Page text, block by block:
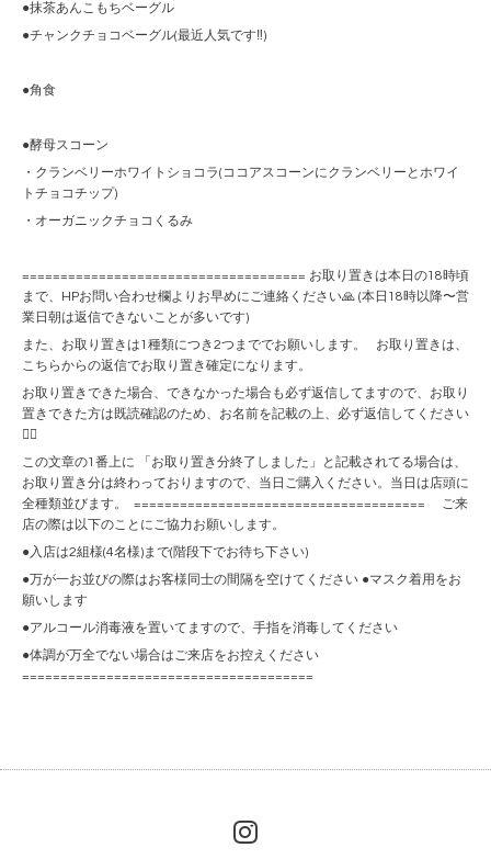
●抹茶あんこもちベーグル
●チャンクチョコベーグル(最近人気です‼︎)
●角食
●酵母スコーン
・クランベリーホワイトショコラ(ココアスコーンにクランベリーとホワイ
トチョコチップ)
・オーガニックチョコくるみ
===================================== お取り置きは本日の18時頃
まで、HPお問い合わせ欄よりお早めにご連絡ください🙏 (本日18時以降〜営
業日朝は返信できないことが多いです)
また、お取り置きは1種類につき2つまででお願いします。 お取り置きは、
こちらからの返信でお取り置き確定になります。
お取り置きできた場合、できなかった場合も必ず返信してますので、お取り
置きできた方は既読確認のため、お名前を記載の上、必ず返信してください
🙇‍♀️
この文章の1番上に 「お取り置き分終了しました」と記載されてる場合は、
お取り置き分は終わっておりますので、当日ご購入ください。当日は店頭に
全種類並びます。 ====================================== ご来
店の際は以下のことにご協力お願いします。
●入店は2組様(4名様)まで(階段下でお待ち下さい)
●万が一お並びの際はお客様同士の間隔を空けてください ●マスク着用をお
願いします
●アルコール消毒液を置いてますので、手指を消毒してください
●体調が万全でない場合はご来店をお控えください
======================================